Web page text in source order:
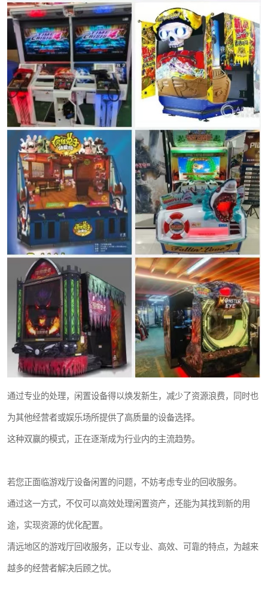
通过专业的处理，闲置设备得以焕发新生，减少了资源浪费，同时也
为其他经营者或娱乐场所提供了高质量的设备选择。
这种双赢的模式，正在逐渐成为行业内的主流趋势。
若您正面临游戏厅设备闲置的问题，不妨考虑专业的回收服务。
通过这一方式，不仅可以高效处理闲置资产，还能为其找到新的用
途，实现资源的优化配置。
清远地区的游戏厅回收服务，正以专业、高效、可靠的特点，为越来
越多的经营者解决后顾之忧。